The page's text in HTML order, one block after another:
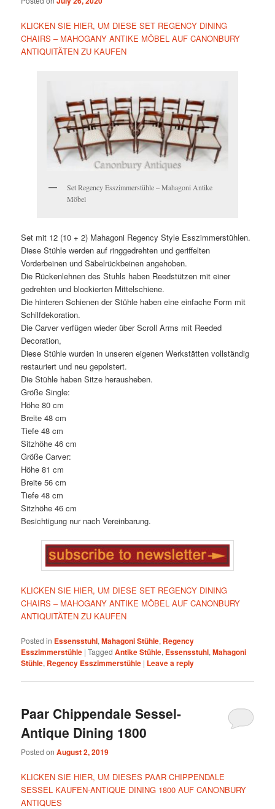
KLICKEN SIE HIER, UM DIESE SET REGENCY DINING
CHAIRS – MAHOGANY ANTIKE MÖBEL AUF CANONBURY
ANTIQUITÄTEN ZU KAUFEN
Set Regency Esszimmerstühle – Mahagoni Antike
Möbel
Set mit 12 (10 + 2) Mahagoni Regency Style Esszimmerstühlen.
Diese Stühle werden auf ringgedrehten und geriffelten
Vorderbeinen und Säbelrückbeinen angehoben.
Die Rückenlehnen des Stuhls haben Reedstützen mit einer
gedrehten und blockierten Mittelschiene.
Die hinteren Schienen der Stühle haben eine einfache Form mit
Schilfdekoration.
Die Carver verfügen wieder über Scroll Arms mit Reeded
Decoration,
Diese Stühle wurden in unseren eigenen Werkstätten vollständig
restauriert und neu gepolstert.
Die Stühle haben Sitze herausheben.
Größe Single:
Höhe 80 cm
Breite 48 cm
Tiefe 48 cm
Sitzhöhe 46 cm
Größe Carver:
Höhe 81 cm
Breite 56 cm
Tiefe 48 cm
Sitzhöhe 46 cm
Besichtigung nur nach Vereinbarung.
KLICKEN SIE HIER, UM DIESE SET REGENCY DINING
CHAIRS – MAHOGANY ANTIKE MÖBEL AUF CANONBURY
ANTIQUITÄTEN ZU KAUFEN
Posted in Essensstuhl,Mahagoni Stühle, Regency
Esszimmerstühle |Tagged Antike Stühle, Essensstuhl,Mahagoni
Stühle, Regency Esszimmerstühle | Leave a reply
Paar Chippendale Sessel-
Antique Dining 1800
Posted onAugust 2, 2019
KLICKEN SIE HIER, UM DIESES PAAR CHIPPENDALE
SESSEL KAUFEN-ANTIQUE DINING 1800 AUF CANONBURY
ANTIQUES